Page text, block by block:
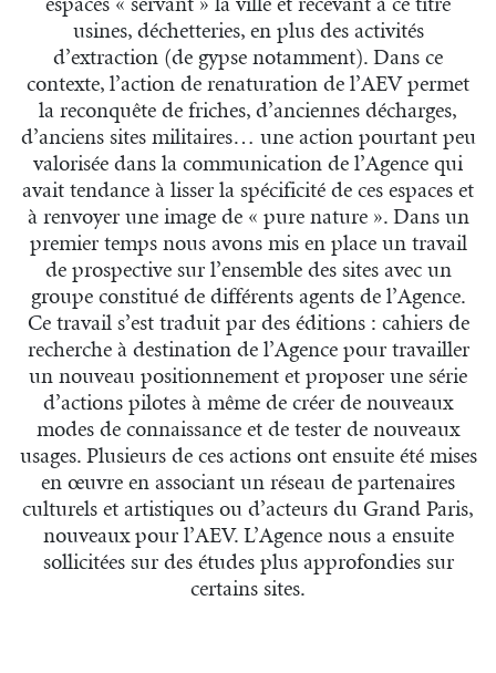
espaces « servant » la ville et recevant à ce titre
usines, déchetteries, en plus des activités
d’extraction (de gypse notamment). Dans ce
contexte, l’action de renaturation de l’AEV permet
la reconquête de friches, d’anciennes décharges,
d’anciens sites militaires… une action pourtant peu
valorisée dans la communication de l’Agence qui
avait tendance à lisser la spécificité de ces espaces et
à renvoyer une image de « pure nature ». Dans un
premier temps nous avons mis en place un travail
de prospective sur l’ensemble des sites avec un
groupe constitué de différents agents de l’Agence.
Ce travail s’est traduit par des éditions : cahiers de
recherche à destination de l’Agence pour travailler
un nouveau positionnement et proposer une série
d’actions pilotes à même de créer de nouveaux
modes de connaissance et de tester de nouveaux
usages. Plusieurs de ces actions ont ensuite été mises
en œuvre en associant un réseau de partenaires
culturels et artistiques ou d’acteurs du Grand Paris,
nouveaux pour l’AEV. L’Agence nous a ensuite
sollicitées sur des études plus approfondies sur
certains sites.